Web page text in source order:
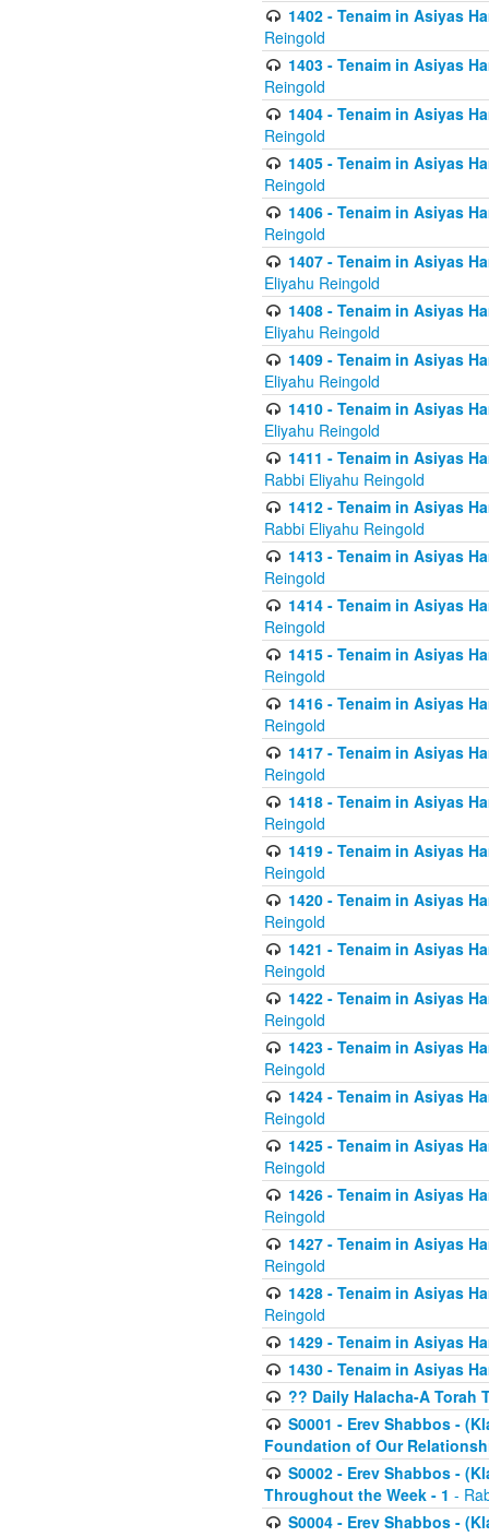
1402 - Tenaim in Asiyas
Reingold
1403 - Tenaim in Asiyas
Reingold
1404 - Tenaim in Asiyas
Reingold
1405 - Tenaim in Asiyas
Reingold
1406 - Tenaim in Asiyas
Reingold
1407 - Tenaim in Asiyas
Eliyahu Reingold
1408 - Tenaim in Asiyas
Eliyahu Reingold
1409 - Tenaim in Asiyas
Eliyahu Reingold
1410 - Tenaim in Asiyas
Eliyahu Reingold
1411 - Tenaim in Asiyas
Rabbi Eliyahu Reingold
1412 - Tenaim in Asiyas
Rabbi Eliyahu Reingold
1413 - Tenaim in Asiyas
Reingold
1414 - Tenaim in Asiyas
Reingold
1415 - Tenaim in Asiyas
Reingold
1416 - Tenaim in Asiyas
Reingold
1417 - Tenaim in Asiyas
Reingold
1418 - Tenaim in Asiyas
Reingold
1419 - Tenaim in Asiyas
Reingold
1420 - Tenaim in Asiyas
Reingold
1421 - Tenaim in Asiyas
Reingold
1422 - Tenaim in Asiyas
Reingold
1423 - Tenaim in Asiyas
Reingold
1424 - Tenaim in Asiyas
Reingold
1425 - Tenaim in Asiyas
Reingold
1426 - Tenaim in Asiyas
Reingold
1427 - Tenaim in Asiyas
Reingold
1428 - Tenaim in Asiyas
Reingold
1429 - Tenaim in Asiyas
1430 - Tenaim in Asiyas
?? Daily Halacha-A Torah
S0001 - Erev Shabbos -
Foundation of Our
S0002 - Erev Shabbos -
Throughout the Week - 1 -
S0004 - Erev Shabbos -